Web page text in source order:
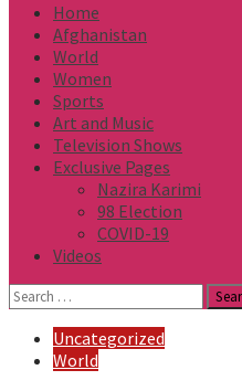
Home
Afghanistan
World
Women
Sports
Art and Music
Television Shows
Exclusive Pages
Nazira Karimi
98 Election
COVID-19
Videos
Search
for:
Uncategorized
World